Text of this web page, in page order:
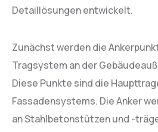
Detaillösungen entwickelt.
Zunächst werden die
Tragsystem an der
Diese Punkte sind die
Fassadensystems. Die Anker
an Stahlbetonstützen und -